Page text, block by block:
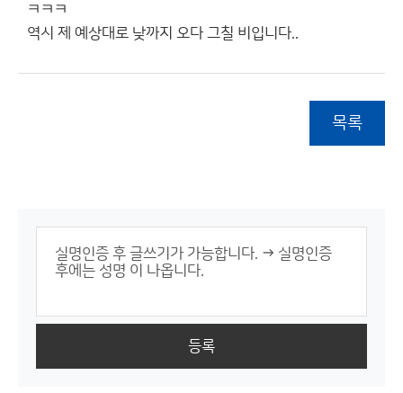
ㅋㅋㅋ
역시 제 예상대로 낮까지 오다 그칠 비입니다..
목록
등록